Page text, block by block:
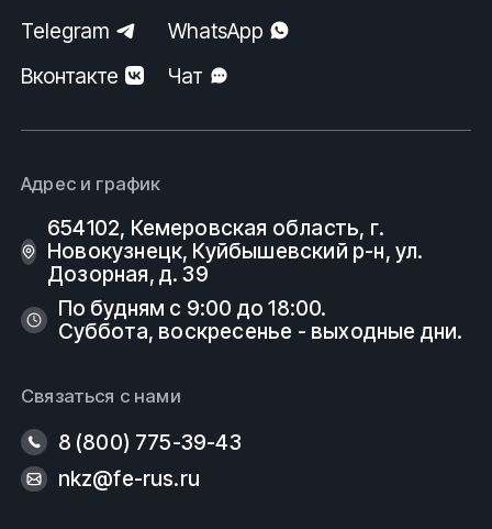
Telegram
WhatsApp
Вконтакте
Чат
Адрес и график
654102, Кемеровская область, г.
Новокузнецк, Куйбышевский р-н, ул.
Дозорная, д. 39
По будням с 9:00 до 18:00.
Суббота, воскресенье - выходные дни.
Связаться с нами
8 (800) 775-39-43
nkz@fe-rus.ru